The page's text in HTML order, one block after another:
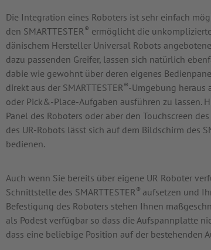
Die Integration eines Roboters ist sehr einfach
den SMARTTESTER® ermöglicht die
dänischem Hersteller Universal Robots
dazu passenden Greifer, lassen sich natürlich
dabie wie gewohnt über deren eigenes
direkt aus der SMARTTESTER®-Umgebung heraus
oder Pick&-Place-Aufgaben ausführen zu lassen.
Panel des Roboters oder aber den Touchscreen
des UR-Robots lässt sich auf dem Bildschirm des
bedienen.
Auch wenn Sie bereits über eigene UR Roboter
Schnittstelle des SMARTTESTER® aufsetzen und
Befestigung des Roboters stehen Ihnen
als Podest verfügbar so dass die Aufspannplatte
dass eine beliebige Position auf der bestehenden